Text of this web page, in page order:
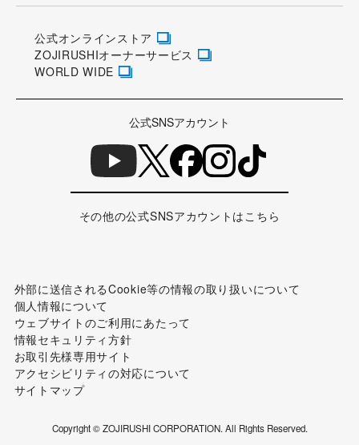
公式オンラインストア
ZOJIRUSHIオーナーサービス
WORLD WIDE
公式SNSアカウント
その他の公式SNSアカウントはこちら
外部に送信されるCookie等の情報の取り扱いについて
個人情報について
ウェブサイトのご利用にあたって
情報セキュリティ方針
お取引先様専用サイト
アクセシビリティの対応について
サイトマップ
Copyright © ZOJIRUSHI CORPORATION. All Rights Reserved.